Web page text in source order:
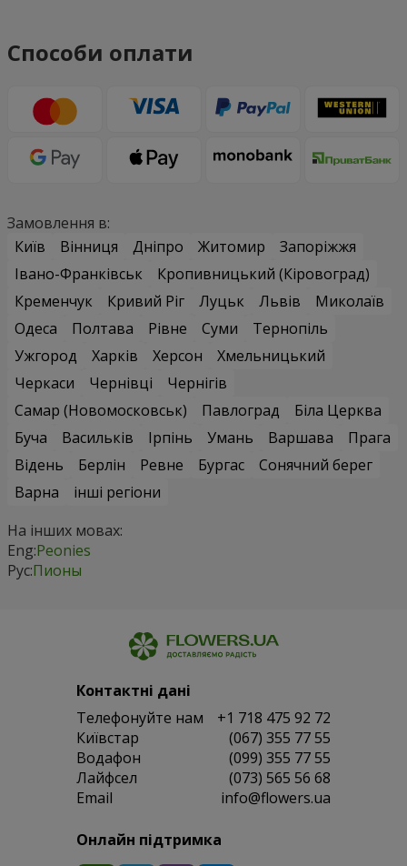
Способи оплати
Замовлення в:
Київ
Вінниця Дніпро Житомир
Запоріжжя
Івано-Франківськ
Кропивницький (Кіровоград)
Кременчук
Кривий Ріг Луцьк Львів
Миколаїв
Одеса
Полтава Рівне Суми
Тернопіль
Ужгород
Харків Херсон
Хмельницький
Черкаси
Чернівці
Чернігів
Самар (Новомосковськ)
Павлоград
Біла Церква
Буча
Васильків Ірпінь Умань Варшава
Прага
Відень
Берлін Ревне Бургас
Сонячний берег
Варна
інші регіони
На інших мовах:
Eng:Peonies
Рус:Пионы
Контактні дані
Телефонуйте нам
+1 718 475 92 72
Київстар
(067) 355 77 55
Водафон
(099) 355 77 55
Лайфсел
(073) 565 56 68
Email
info@flowers.ua
Онлайн підтримка